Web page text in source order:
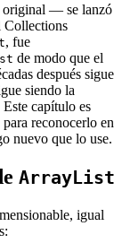
original — se lanzó
Collections
, fue
de modo que el
después sigue
siendo la
capítulo es
para reconocerlo en
nuevo que lo use.
ArrayList
igual